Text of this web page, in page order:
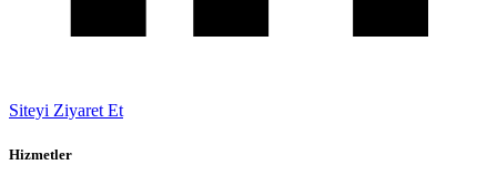
Siteyi Ziyaret Et
Hizmetler